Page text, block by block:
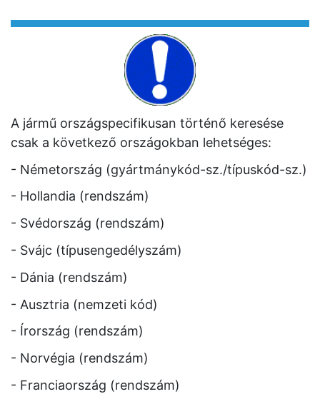
A jármű országspecifikusan történő keresése
csak a következő országokban lehetséges:
- Németország (gyártmánykód-sz./típuskód-sz.)
- Hollandia (rendszám)
- Svédország (rendszám)
- Svájc (típusengedélyszám)
- Dánia (rendszám)
- Ausztria (nemzeti kód)
- Írország (rendszám)
- Norvégia (rendszám)
- Franciaország (rendszám)